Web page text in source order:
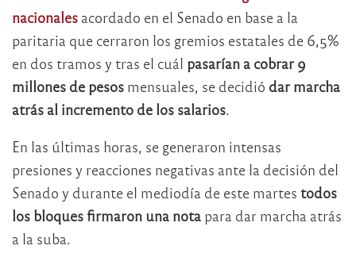
nacionales acordado en el Senado en base a la
paritaria que cerraron los gremios estatales de 6,5%
en dos tramos y tras el cuál pasarían a cobrar 9
millones de pesos mensuales, se decidió dar marcha
atrás al incremento de los salarios.
En las últimas horas, se generaron intensas
presiones y reacciones negativas ante la decisión del
Senado y durante el mediodía de este martes todos
los bloques firmaron una nota para dar marcha atrás
a la suba.